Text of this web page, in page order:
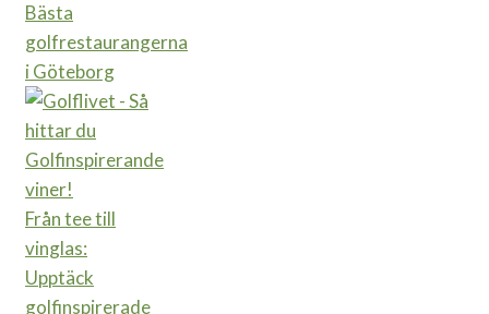
Bästa
golfrestaurangerna
i Göteborg
Från tee till
vinglas:
Upptäck
golfinspirerade